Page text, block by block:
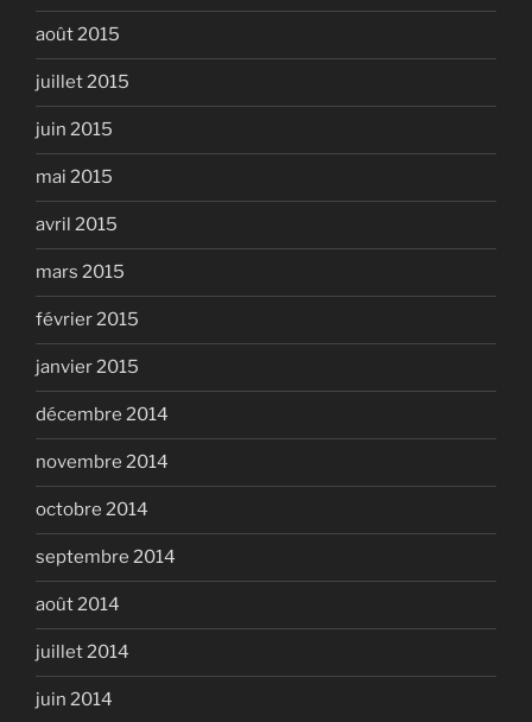
août 2015
juillet 2015
juin 2015
mai 2015
avril 2015
mars 2015
février 2015
janvier 2015
décembre 2014
novembre 2014
octobre 2014
septembre 2014
août 2014
juillet 2014
juin 2014